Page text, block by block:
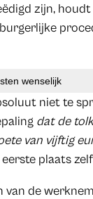
zijn, houdt
wenselijk
niet te
dat de
van vijftig
plaats
de